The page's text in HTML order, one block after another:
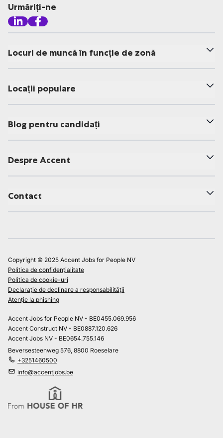
Urmăriți-ne
Locuri de muncă în funcție de zonă
Locații populare
Blog pentru candidați
Despre Accent
Contact
Copyright © 2025 Accent Jobs for People NV
Politica de confidențialitate
Politica de cookie-uri
Declarație de declinare a responsabilității
Atenție la phishing
Accent Jobs for People NV - BE0455.069.956
Accent Construct NV - BE0887.120.626
Accent Jobs NV - BE0654.755.146
Beversesteenweg 576, 8800 Roeselare
+3251460500
info@accentjobs.be